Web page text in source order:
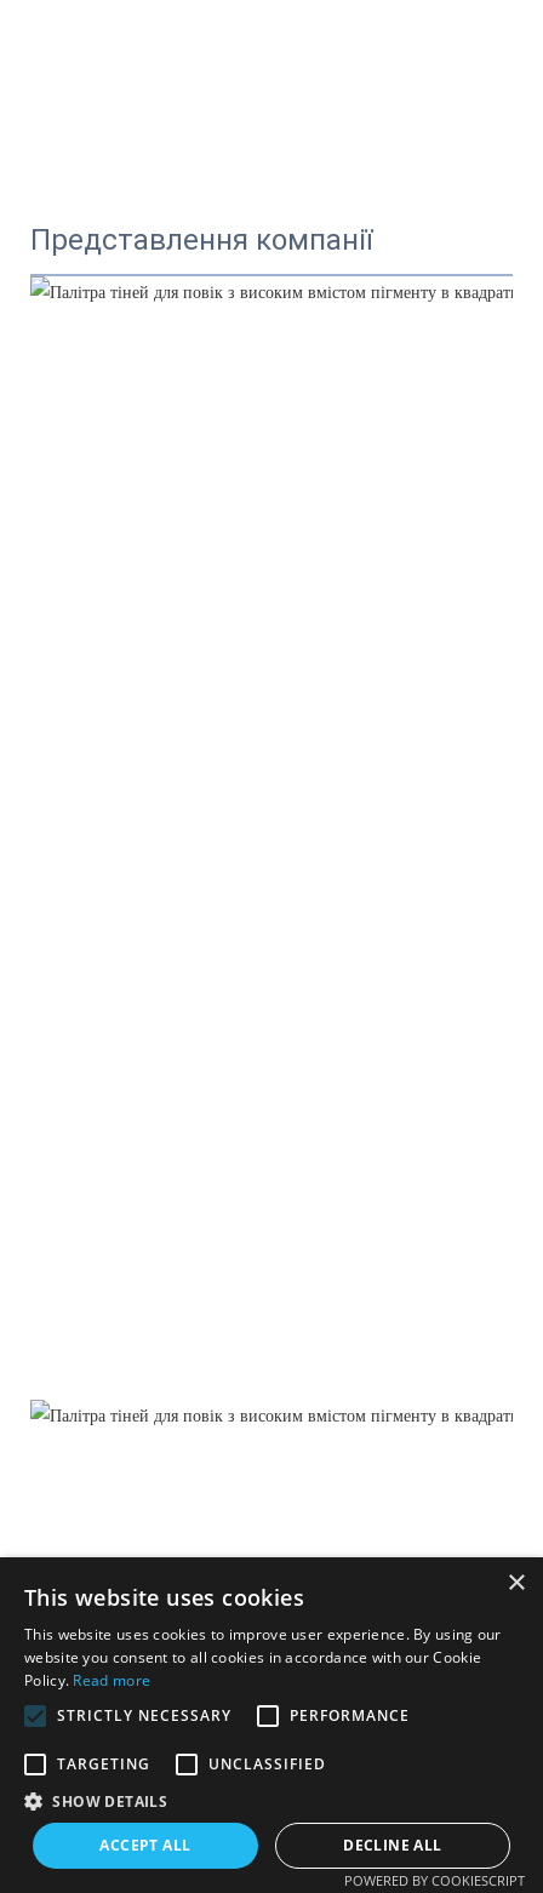
Представлення компанії
×
This website uses cookies
This website uses cookies to improve user experience. By using our
website you consent to all cookies in accordance with our Cookie
Policy. Read more
STRICTLY NECESSARY
PERFORMANCE
TARGETING
UNCLASSIFIED
SHOW DETAILS
ACCEPT ALL DECLINE ALL
POWERED BY COOKIESCRIPT